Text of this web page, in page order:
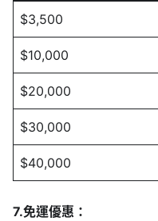
$3,500
$10,000
$20,000
$30,000
$40,000
7.免運優惠：